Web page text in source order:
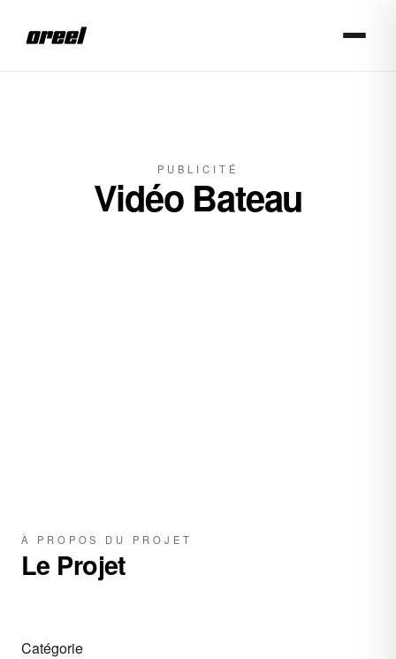
PUBLICITÉ
Vidéo Bateau
À PROPOS DU PROJET
Le Projet
Catégorie